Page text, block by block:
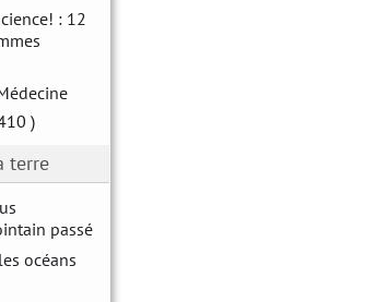
: 12
)
terre
passé
océans